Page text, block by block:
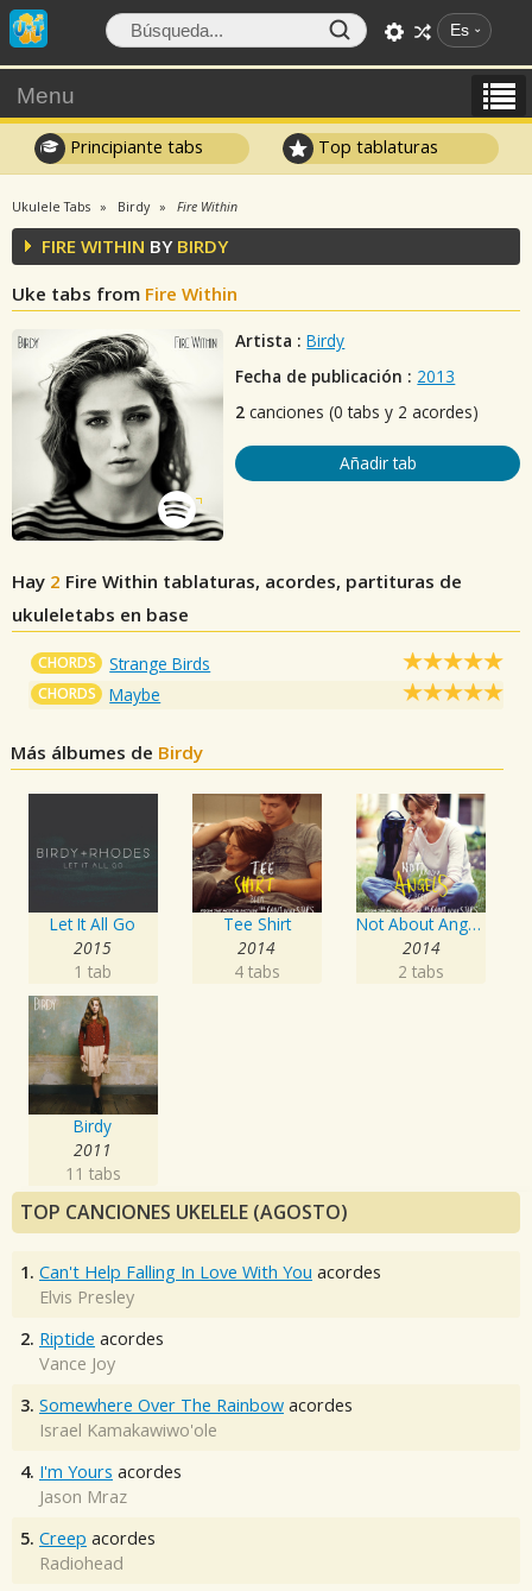
Es
Menu
Principiante tabs Top tablaturas
Ukulele Tabs Birdy Fire Within
FIRE WITHIN BY BIRDY
Uke tabs from Fire Within
Artista : Birdy
Fecha de publicación : 2013
2 canciones (0 tabs y 2 acordes)
Añadir tab
Hay 2 Fire Within tablaturas, acordes, partituras de
ukuleletabs en base
CHORDS Strange Birds
CHORDS Maybe
Más álbumes de Birdy
Let It All Go
2015
1 tab
Tee Shirt
2014
4 tabs
Not About Angels
2014
2 tabs
Birdy
2011
11 tabs
TOP CANCIONES UKELELE (AGOSTO)
1. Can't Help Falling In Love With You acordes
Elvis Presley
2. Riptide acordes
Vance Joy
3. Somewhere Over The Rainbow acordes
Israel Kamakawiwo'ole
4. I'm Yours acordes
Jason Mraz
5. Creep acordes
Radiohead